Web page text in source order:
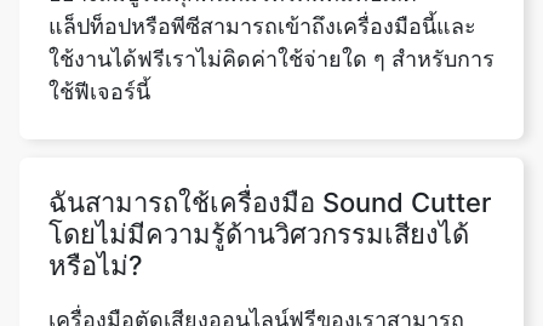
ฉันสามารถใช้เครื่องมือ Sound Cutter
เครื่องมือตัดเสียงออนไลน์ฟรีของเราสามารถ
ใช้ได้ทุกคนและทุกคนสำหรับการใช้ฟังก์ชันนี้
คุณไม่จำเป็นต้องมีความรู้เกี่ยวกับวิศวกรรม
เสียงเลย